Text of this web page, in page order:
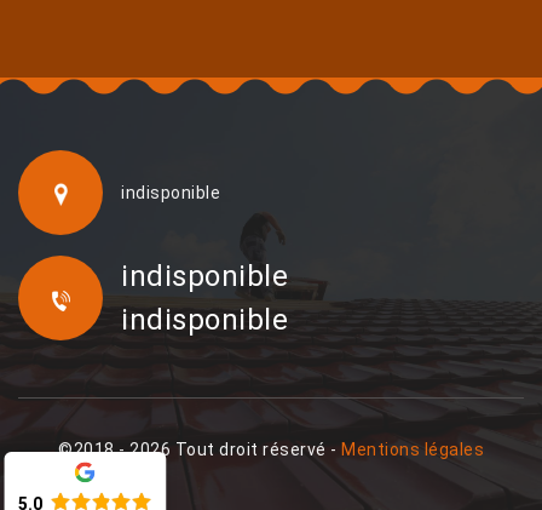
indisponible
indisponible
indisponible
©2018 - 2026 Tout droit réservé - Mentions légales
5.0